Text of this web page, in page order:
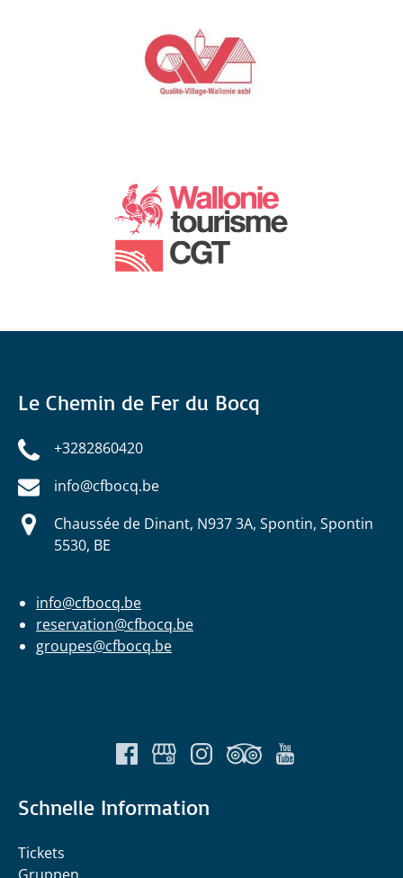
Le Chemin de Fer du Bocq
+3282860420
info@cfbocq.be
Chaussée de Dinant, N937 3A, Spontin, Spontin
5530, BE
info@cfbocq.be
reservation@cfbocq.be
groupes@cfbocq.be
Schnelle Information
Tickets